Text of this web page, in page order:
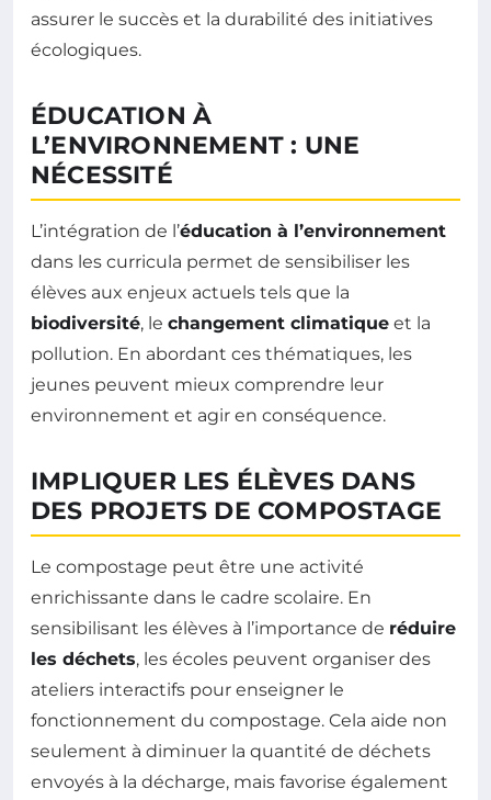
assurer le succès et la durabilité des initiatives
écologiques.
ÉDUCATION À
L’ENVIRONNEMENT : UNE
NÉCESSITÉ
L’intégration de l’éducation à l’environnement
dans les curricula permet de sensibiliser les
élèves aux enjeux actuels tels que la
biodiversité, le changement climatique et la
pollution. En abordant ces thématiques, les
jeunes peuvent mieux comprendre leur
environnement et agir en conséquence.
IMPLIQUER LES ÉLÈVES DANS
DES PROJETS DE COMPOSTAGE
Le compostage peut être une activité
enrichissante dans le cadre scolaire. En
sensibilisant les élèves à l’importance de réduire
les déchets, les écoles peuvent organiser des
ateliers interactifs pour enseigner le
fonctionnement du compostage. Cela aide non
seulement à diminuer la quantité de déchets
envoyés à la décharge, mais favorise également